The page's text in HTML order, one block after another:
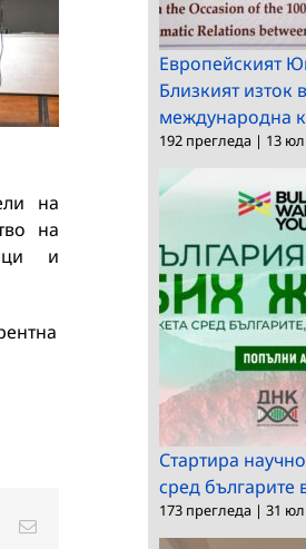
на
на
и
Електронна
Европейският
Близкият изток
международна
192 прегледа | 13
Стартира
сред българите
173 прегледа | 31